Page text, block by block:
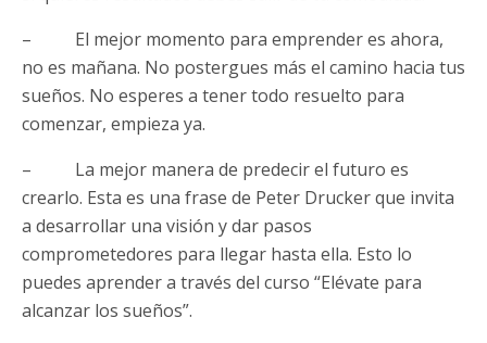
– El mejor momento para emprender es ahora,
no es mañana. No postergues más el camino hacia tus
sueños. No esperes a tener todo resuelto para
comenzar, empieza ya.
– La mejor manera de predecir el futuro es
crearlo. Esta es una frase de Peter Drucker que invita
a desarrollar una visión y dar pasos
comprometedores para llegar hasta ella. Esto lo
puedes aprender a través del curso “Elévate para
alcanzar los sueños”.